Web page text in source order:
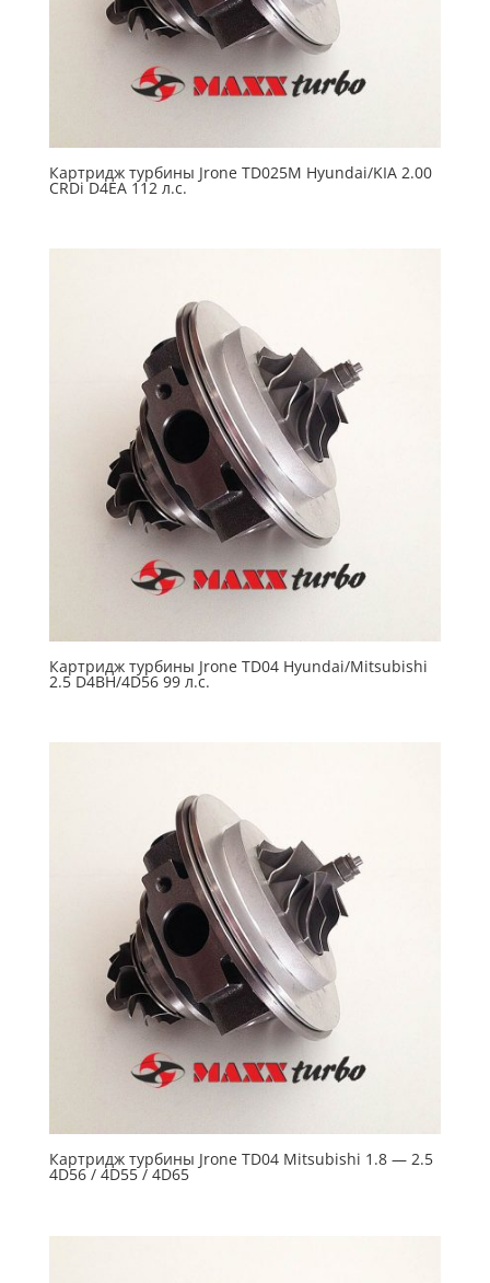
Картридж турбины Jrone TD025M Hyundai/KIA 2.00
CRDi D4EA 112 л.с.
Картридж турбины Jrone TD04 Hyundai/Mitsubishi
2.5 D4BH/4D56 99 л.с.
Картридж турбины Jrone TD04 Mitsubishi 1.8 — 2.5
4D56 / 4D55 / 4D65